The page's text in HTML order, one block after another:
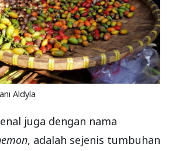
Aldyla
juga dengan nama
, adalah sejenis tumbuhan